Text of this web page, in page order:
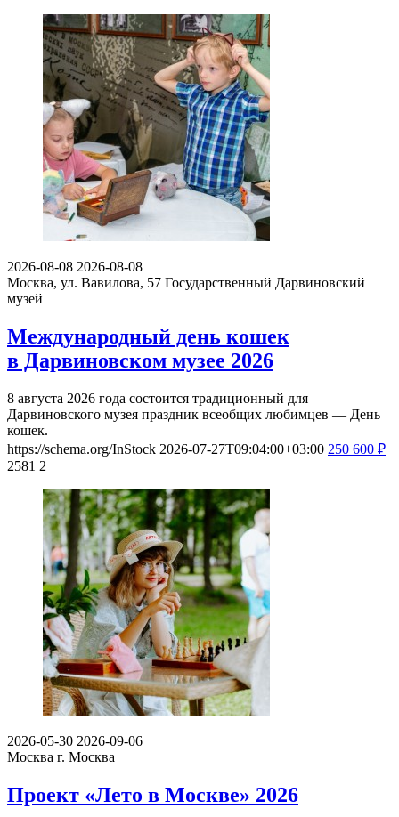
2026-08-08 2026-08-08
Москва, ул. Вавилова, 57 Государственный Дарвиновский
музей
Международный день кошек
в Дарвиновском музее 2026
8 августа 2026 года состоится традиционный для
Дарвиновского музея праздник всеобщих любимцев — День
кошек.
https://schema.org/InStock 2026-07-27T09:04:00+03:00 250 600 ₽
2581 2
2026-05-30 2026-09-06
Москва г. Москва
Проект «Лето в Москве» 2026